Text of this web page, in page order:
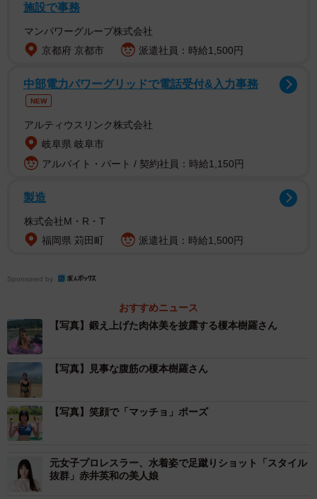
施設で事務
マンパワーグループ株式会社
京都府 京都市
派遣社員：時給1,500円
中部電力パワーグリッドで電話受付&入力事務
NEW
アルティウスリンク株式会社
岐阜県 岐阜市
アルバイト・パート / 契約社員：時給1,150円
製造
株式会社M・R・T
福岡県 苅田町
派遣社員：時給1,500円
Sponsored by
おすすめニュース
【写真】鍛え上げた肉体美を披露する榎本樹羅さん
【写真】見事な腹筋の榎本樹羅さん
【写真】笑顔で「マッチョ」ポーズ
元女子プロレスラー、水着姿で足蹴りショット「スタイル
抜群」赤井英和の美人娘